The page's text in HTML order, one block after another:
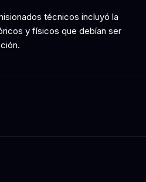
técnicos incluyó la
y físicos que debían ser